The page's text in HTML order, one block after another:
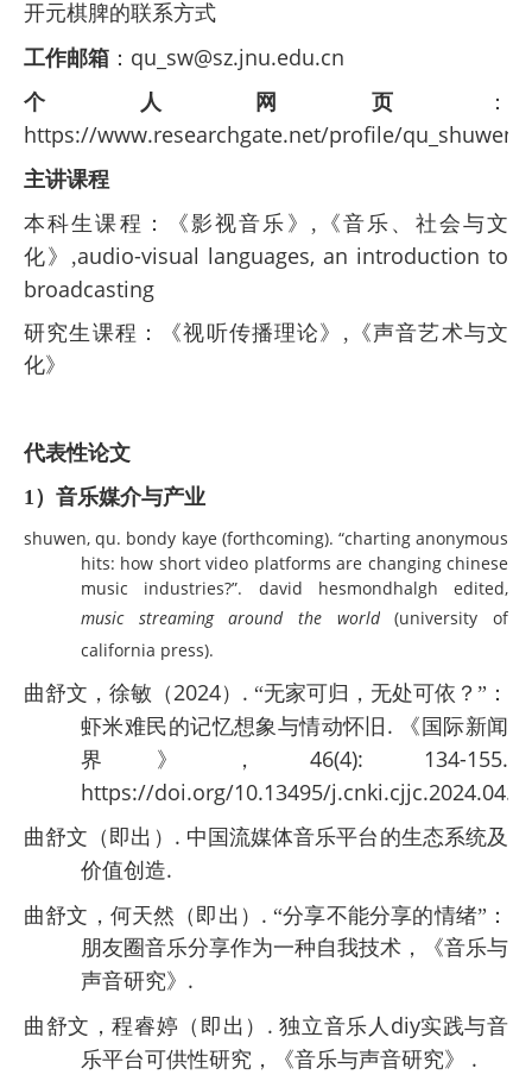
开元棋脾的联系方式
工作邮箱 ： qu_sw@sz.jnu.edu.cn
个人网页 ：
https://www.researchgate.net/profile/qu_shuwen2
主讲课程
本科生课程：《影视音乐》 , 《音乐、社会与文
化》 ,audio-visual languages, an introduction to
broadcasting
研究生课程：《视听传播理论》 , 《声音艺术与文
化》
代表性论文
1）音乐媒介与产业
shuwen, qu. bondy kaye (forthcoming). “charting anonymous
hits: how short video platforms are changing chinese
music industries?”. david hesmondhalgh edited,
music streaming around the world(university of
california press).
曲舒文，徐敏（2024） . “无家可归，无处可依？”：
虾米难民的记忆想象与情动怀旧 .
《国际新闻
界》， 46(4): 134-155.
https://doi.org/10.13495/
曲舒文 （即出） . 中国流媒体音乐平台的生态系统及
价值创造.
曲舒文，何天然 （即出） . “分享不能分享的情绪”：
朋友圈音乐分享作为一种自我技术，《音乐与
声音研究》 .
曲舒文，程睿婷 （即出） .独立音乐人 diy实践与音
乐平台可供性研究，《音乐与声音研究》
.